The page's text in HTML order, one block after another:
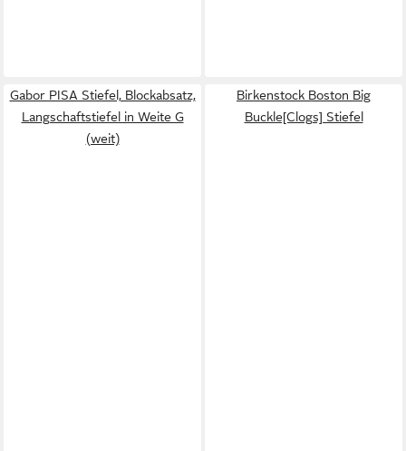
Gabor PISA Stiefel, Blockabsatz,
Langschaftstiefel in Weite G
(weit)
Birkenstock Boston Big
Buckle[Clogs] Stiefel